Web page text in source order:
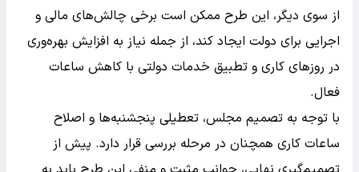
از سوی دیگر، این طرح ممکن است برخی چالش‌های مالی و
اجرایی برای دولت ایجاد کند، از جمله نیاز به افزایش بهره‌وری
در روزهای کاری و تطبیق خدمات دولتی با کاهش ساعات
فعال.
با توجه به تصمیم مجلس، تعطیلی پنجشنبه‌ها و اصلاح
ساعات کاری همچنان در مرحله بررسی قرار دارد. پیش از